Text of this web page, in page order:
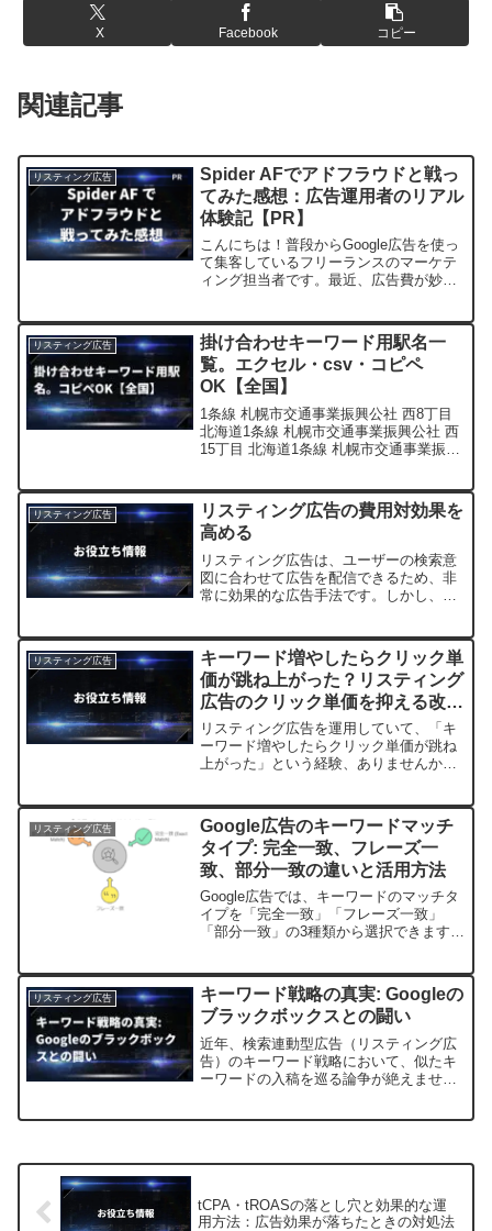
X Facebook コピー
関連記事
リスティング広告
Spider AFでアドフラウドと戦っ
てみた感想：広告運用者のリアル
体験記【PR】
こんにちは！普段からGoogle広告を使っ
て集客しているフリーランスのマーケテ
ィング担当者です。最近、広告費が妙に
策ツール「Spider AF」を導入してみまし
た。今回...
リスティング広告
掛け合わせキーワード用駅名一
覧。エクセル・csv・コピペ
OK【全国】
1条線 札幌市交通事業振興公社 西8丁目
北海道1条線 札幌市交通事業振興公社 西
15丁目 北海道1条線 札幌市交通事業振興
北海道旅客鉄道 木古内 北海道釧網...
リスティング広告
リスティング広告の費用対効果を
高める
リスティング広告は、ユーザーの検索意
図に合わせて広告を配信できるため、非
常に効果的な広告手法です。しかし、費
ます。リスティング広告の基本リスティ
ング広告とは、ユーザーの...
リスティング広告
キーワード増やしたらクリック単
価が跳ね上がった？リスティング
広告のクリック単価を抑える改善
策
リスティング広告を運用していて、「キ
ーワード増やしたらクリック単価が跳ね
上がった」という経験、ありませんか？
予算が圧迫される…広告運用者なら共感
しかない「あるある」です...
リスティング広告
Google広告のキーワードマッチ
タイプ: 完全一致、フレーズ一
致、部分一致の違いと活用方法
Google広告では、キーワードのマッチタ
イプを「完全一致」「フレーズ一致」
「部分一致」の3種類から選択できます。
す。完全一致: ユーザーの検索クエリが
キーワードと完全に一...
リスティング広告
キーワード戦略の真実: Googleの
ブラックボックスとの闘い
近年、検索連動型広告（リスティング広
告）のキーワード戦略において、似たキ
ーワードの入稿を巡る論争が絶えませ
tCPA・tROASの落とし穴と効果的な運
用方法：広告効果が落ちたときの対処法